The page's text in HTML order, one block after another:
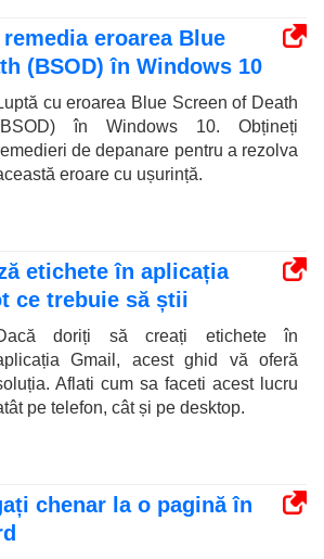
eroarea Blue
(BSOD) în Windows 10
cu eroarea Blue Screen of Death
în Windows 10. Obțineți
de depanare pentru a rezolva
eroare cu ușurință.
etichete în aplicația
ce trebuie să știi
doriți să creați etichete în
Gmail, acest ghid vă oferă
Aflati cum sa faceti acest lucru
pe telefon, cât și pe desktop.
chenar la o pagină în